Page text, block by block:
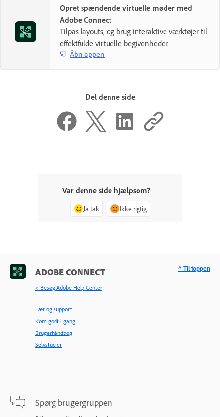
Opret spændende virtuelle møder med
Adobe Connect
Tilpas layouts, og brug interaktive værktøjer til
effektfulde virtuelle begivenheder.
Åbn appen
Del denne side
Var denne side hjælpsom?
Ja tak Ikke rigtig
ADOBE CONNECT
< Besøg Adobe Help Center
Lær og support
Kom godt i gang
Brugerhåndbog
Selvstudier
Spørg brugergruppen
^ Til toppen